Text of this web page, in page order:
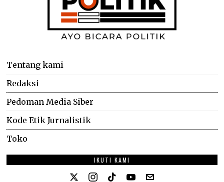
Tentang kami
Redaksi
Pedoman Media Siber
Kode Etik Jurnalistik
Toko
IKUTI KAMI